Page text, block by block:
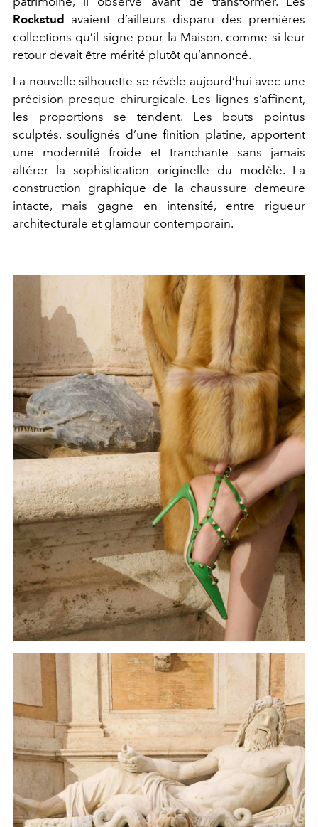
Rockstud avaient d’ailleurs disparu des premières
collections qu’il signe pour la Maison, comme si leur
retour devait être mérité plutôt qu’annoncé.
La nouvelle silhouette se révèle aujourd’hui avec une
précision presque chirurgicale. Les lignes s’affinent,
les proportions se tendent. Les bouts pointus
sculptés, soulignés d’une finition platine, apportent
une modernité froide et tranchante sans jamais
altérer la sophistication originelle du modèle. La
construction graphique de la chaussure demeure
intacte, mais gagne en intensité, entre rigueur
architecturale et glamour contemporain.